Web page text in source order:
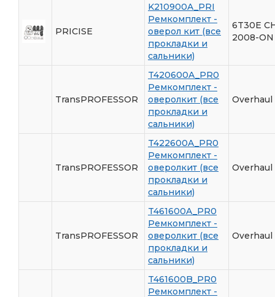
PRICISE
K210900A_PRI
Ремкомплект -
оверол кит (все
прокладки и
сальники)
6T30E
2008-ON
TransPROFESSOR
T420600A_PR0
Ремкомплект -
оверолкит (все
прокладки и
сальники)
TransPROFESSOR
T422600A_PR0
Ремкомплект -
оверолкит (все
прокладки и
сальники)
Overhaul
TransPROFESSOR
T461600A_PR0
Ремкомплект -
оверолкит (все
прокладки и
сальники)
Overhaul
T461600B_PR0
Ремкомплект -